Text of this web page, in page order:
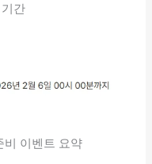
간
비 이벤트 요약